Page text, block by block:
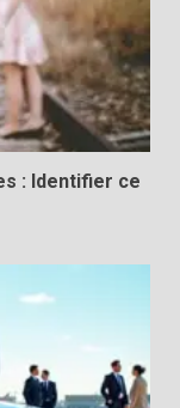
: Identifier ce